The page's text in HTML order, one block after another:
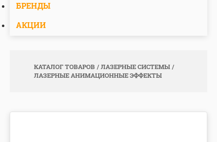
БРЕНДЫ
АКЦИИ
КАТАЛОГ ТОВАРОВ
ЛАЗЕРНЫЕ СИСТЕМЫ
ЛАЗЕРНЫЕ АНИМАЦИОННЫЕ ЭФФЕКТЫ